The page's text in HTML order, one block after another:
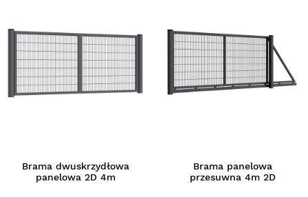
Brama dwuskrzydłowa
panelowa 2D 4m
Brama panelowa
przesuwna 4m 2D